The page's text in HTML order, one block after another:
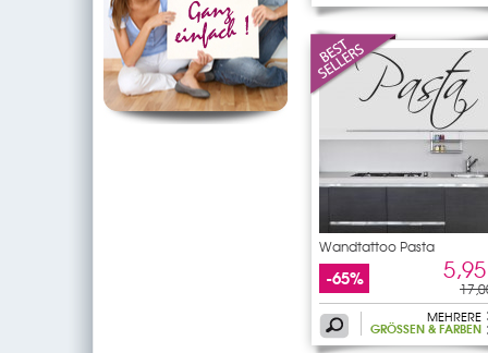
Wandtattoo Pasta
-65%
MEHRERE
GRÖSSEN & FARBEN